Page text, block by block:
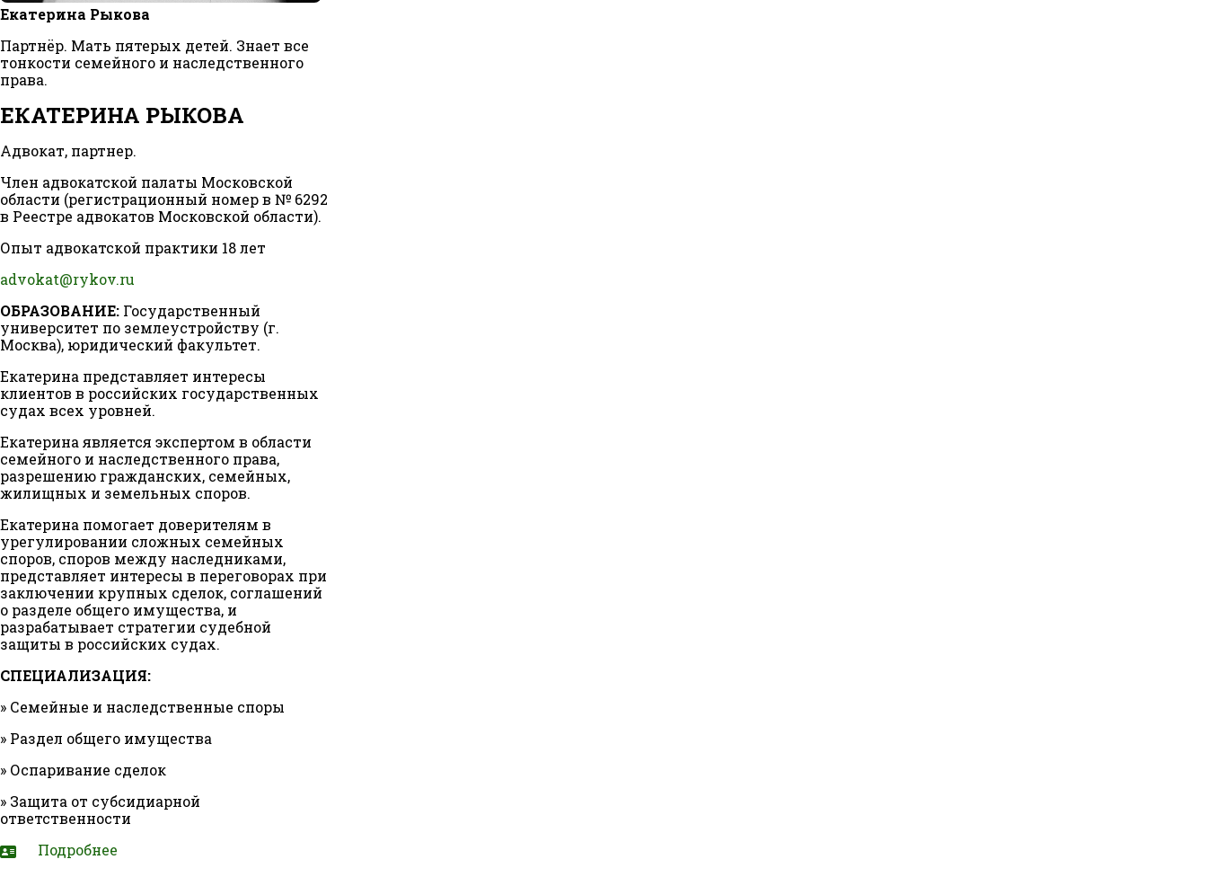
Екатерина Рыкова
Партнёр. Мать пятерых детей. Знает все
тонкости семейного и наследственного
права.
ЕКАТЕРИНА РЫКОВА
Адвокат, партнер.
Член адвокатской палаты Московской
области (регистрационный номер в № 6292
в Реестре адвокатов Московской области).
Опыт адвокатской практики 18 лет
advokat@rykov.ru
ОБРАЗОВАНИЕ: Государственный
университет по землеустройству (г.
Москва), юридический факультет.
Екатерина представляет интересы
клиентов в российских государственных
судах всех уровней.
Екатерина является экспертом в области
семейного и наследственного права,
разрешению гражданских, семейных,
жилищных и земельных споров.
Екатерина помогает доверителям в
урегулировании сложных семейных
споров, споров между наследниками,
представляет интересы в переговорах при
заключении крупных сделок, соглашений
о разделе общего имущества, и
разрабатывает стратегии судебной
защиты в российских судах.
СПЕЦИАЛИЗАЦИЯ:
» Семейные и наследственные споры
» Раздел общего имущества
» Оспаривание сделок
» Защита от субсидиарной
ответственности
Подробнее